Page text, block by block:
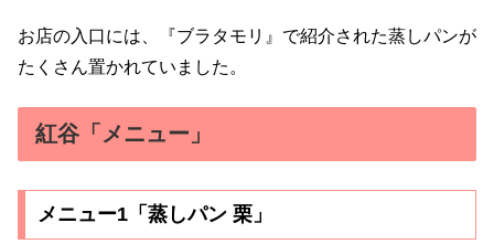
お店の入口には、『ブラタモリ』で紹介された蒸しパンが
たくさん置かれていました。
紅谷「メニュー」
メニュー1「蒸しパン 栗」